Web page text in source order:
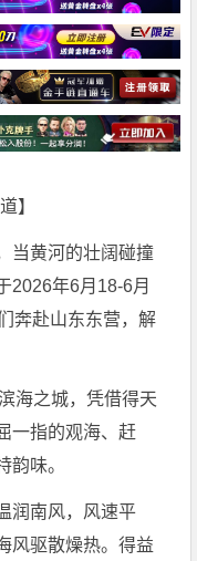
】
当黄河的壮阔碰撞
2026年6月18-6月
奔赴山东东营，解
海之城，凭借得天
一指的观海、赶
韵味。
润南风，风速平
风驱散燥热。得益